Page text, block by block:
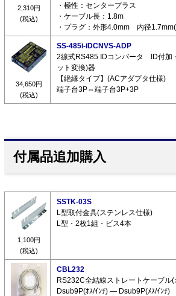
2,310円
(税込)
・極性：センタープラス
・ケーブル長：1.8m
・プラグ：外形4.0mm 内径
34,650円
(税込)
SS-485i-iDCNVS-ADP
2線式RS485 IDコンバータ ID付加
ット変換)器
【絶縁タイプ】(ACアダプタ仕様)
端子台3P⇔端子台3P+3P
付属品追加購入
1,100円
(税込)
SSTK-03S
L型取付金具(ステンレス仕様)
L型・2枚1組・ビス4本
CBL232
RS232C全結線ストレートケーブ
Dsub9P(ｵｽ/ｲﾝﾁ) ― Dsub9P(ﾒｽ/ｲﾝﾁ)